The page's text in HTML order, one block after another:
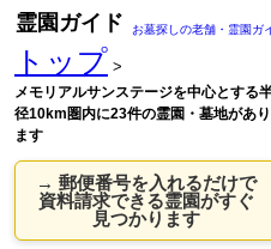
霊園ガイド お墓探しの老舗・霊園ガ
トップ >
メモリアルサンステージを中心とする
径10km圏内に23件の霊園・墓地があり
ます
→ 郵便番号を入れるだけで
資料請求できる霊園がすぐ
見つかります